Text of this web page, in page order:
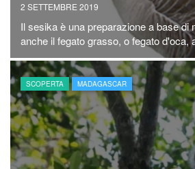
2 SETTEMBRE 2019
Il sesika è una preparazione a base di
anche il fegato grasso, o fegato d'oca,
SCOPERTA MADAGASCAR